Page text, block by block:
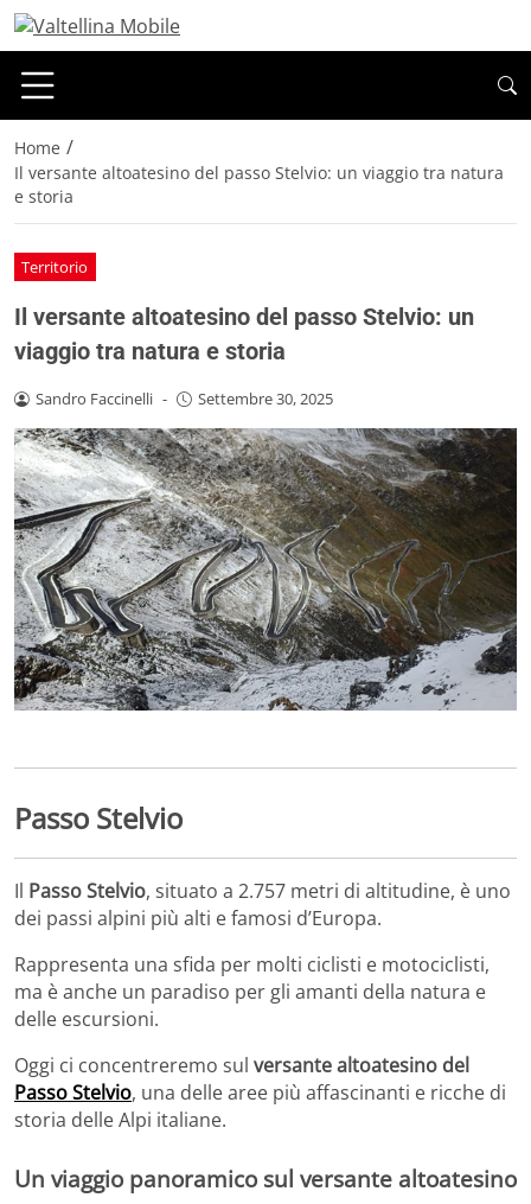
Home /
Il versante altoatesino del passo Stelvio: un viaggio tra natura
e storia
Territorio
Il versante altoatesino del passo Stelvio: un
viaggio tra natura e storia
Sandro Faccinelli - Settembre 30, 2025
Passo Stelvio
Il Passo Stelvio, situato a 2.757 metri di altitudine, è uno
dei passi alpini più alti e famosi d’Europa.
Rappresenta una sfida per molti ciclisti e motociclisti,
ma è anche un paradiso per gli amanti della natura e
delle escursioni.
Oggi ci concentreremo sul versante altoatesino del
Passo Stelvio, una delle aree più affascinanti e ricche di
storia delle Alpi italiane.
Un viaggio panoramico sul versante altoatesino